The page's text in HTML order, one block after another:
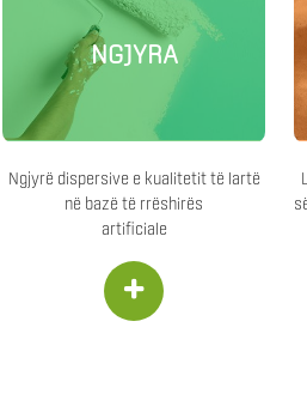
NGJYRA
Ngjyrë dispersive e kualitetit të lartë
në bazë të rrëshirës
artificiale
+